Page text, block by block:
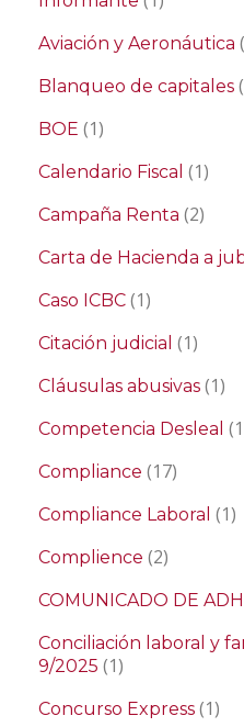
Aviación y Aeronáutica
Blanqueo de capitales
BOE (1)
Calendario Fiscal (1)
Campaña Renta (2)
Carta de Hacienda a
Caso ICBC (1)
Citación judicial (1)
Cláusulas abusivas (1)
Competencia Desleal
Compliance (17)
Compliance Laboral (1)
Complience (2)
COMUNICADO DE
Conciliación laboral y
9/2025 (1)
Concurso Express (1)